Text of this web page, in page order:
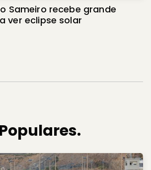
Sameiro recebe grande
ver eclipse solar
Populares.